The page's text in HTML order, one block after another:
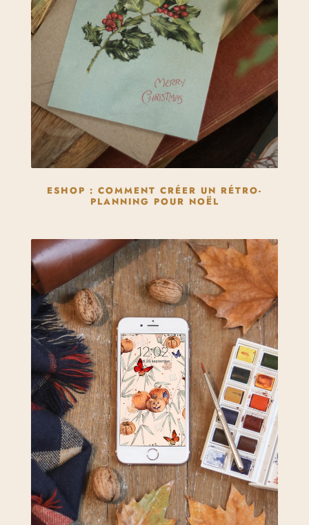
ESHOP : COMMENT CRÉER UN RÉTRO-
PLANNING POUR NOËL